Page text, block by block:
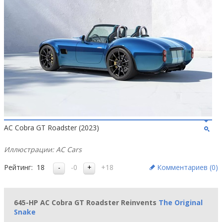
AC Cobra GT Roadster (2023)
Иллюстрации: AC Cars
Рейтинг: 18 -0 +18 Комментариев (0)
645-HP AC Cobra GT Roadster Reinvents The Original
Snake